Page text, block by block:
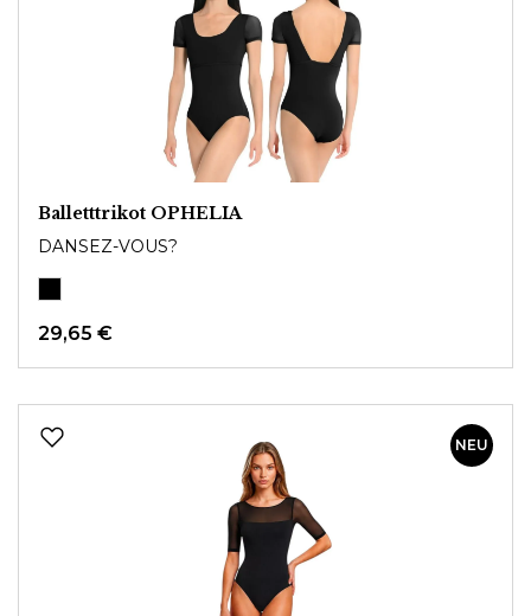
Balletttrikot OPHELIA
DANSEZ-VOUS?
29,65 €
NEU